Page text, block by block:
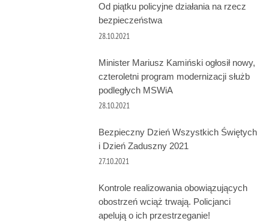
Od piątku policyjne działania na rzecz
bezpieczeństwa
28.10.2021
Minister Mariusz Kamiński ogłosił nowy,
czteroletni program modernizacji służb
podległych MSWiA
28.10.2021
Bezpieczny Dzień Wszystkich Świętych
i Dzień Zaduszny 2021
27.10.2021
Kontrole realizowania obowiązujących
obostrzeń wciąż trwają. Policjanci
apelują o ich przestrzeganie!